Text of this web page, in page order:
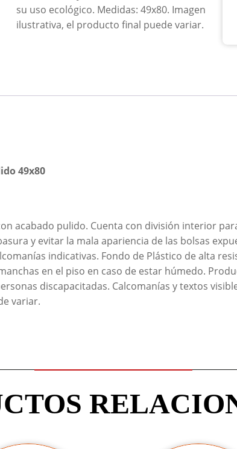
su uso ecológico. Medidas: 49x80. Imagen
ilustrativa, el producto final puede variar.
49x80
acabado pulido. Cuenta con división interior
y evitar la mala apariencia de las bolsas
indicativas. Fondo de Plástico de alta
en el piso en caso de estar húmedo.
discapacitadas. Calcomanías y textos
variar.